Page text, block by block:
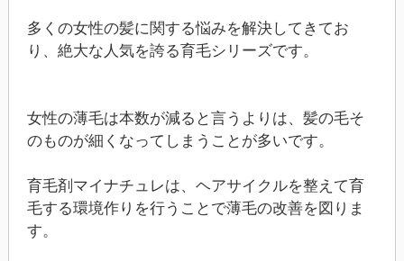
多くの女性の髪に関する悩みを解決してきてお
り、絶大な人気を誇る育毛シリーズです。
女性の薄毛は本数が減ると言うよりは、髪の毛そ
のものが細くなってしまうことが多いです。
育毛剤マイナチュレは、ヘアサイクルを整えて育
毛する環境作りを行うことで薄毛の改善を図りま
す。